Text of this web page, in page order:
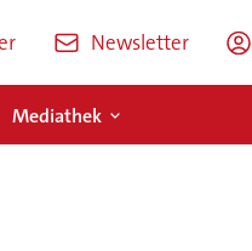
Newsletter
Mediathek